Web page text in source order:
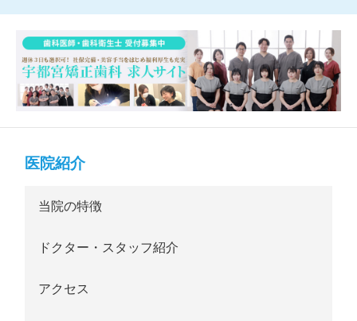
医院紹介
当院の特徴
ドクター・スタッフ紹介
アクセス